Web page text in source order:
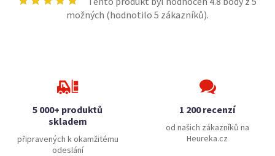
možných (hodnotilo 5 zákazníků).
5 000+ produktů
skladem
připravených k okamžitému
odeslání
1 200 recenzí
od našich zákazníků na
Heureka.cz